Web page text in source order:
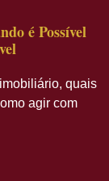
é Possível
quais
agir com